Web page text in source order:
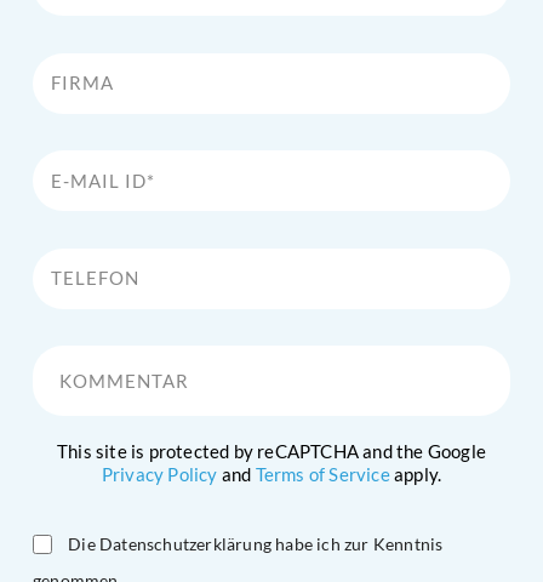
This site is protected by reCAPTCHA and the Google
Privacy Policy and Terms of Serviceapply.
Die Datenschutzerklärung habe ich zur Kenntnis